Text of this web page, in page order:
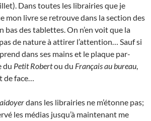
Dans toutes les librairies que je
mon livre se retrouve dans la section des
des tablettes. On n’en voit que la
de nature à attirer l’attention… Sauf si
dans ses mains et le plaque par-
du Petit Robertou du Français au bureau,
de face…
dans les librairies ne m’étonne pas;
les médias jusqu’à maintenant me